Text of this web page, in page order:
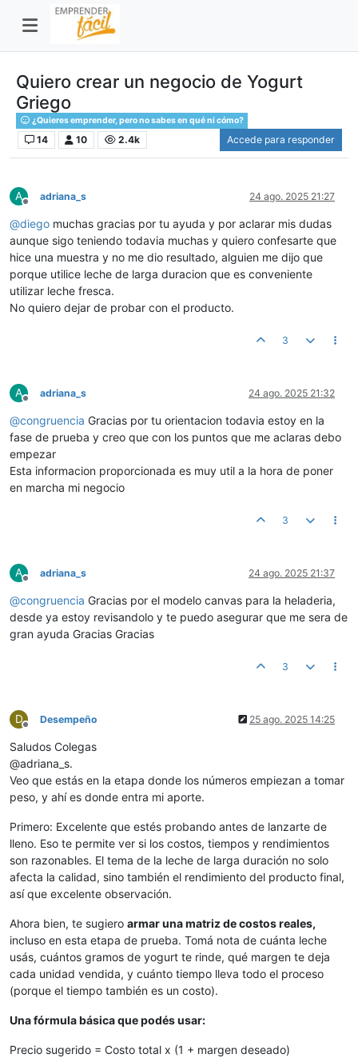
Quiero crear un negocio de Yogurt
Griego
¿Quieres emprender, pero no sabes en qué ni cómo?
14 10 2.4k Accede para responder
A
Desconectado
adriana_s 24 ago. 2025 21:27
@diego muchas gracias por tu ayuda y por aclarar mis dudas
aunque sigo teniendo todavia muchas y quiero confesarte que
hice una muestra y no me dio resultado, alguien me dijo que
porque utilice leche de larga duracion que es conveniente
utilizar leche fresca.
No quiero dejar de probar con el producto.
3
A
Desconectado
adriana_s 24 ago. 2025 21:32
@congruencia Gracias por tu orientacion todavia estoy en la
fase de prueba y creo que con los puntos que me aclaras debo
empezar
Esta informacion proporcionada es muy util a la hora de poner
en marcha mi negocio
3
A
Desconectado
adriana_s 24 ago. 2025 21:37
@congruencia Gracias por el modelo canvas para la heladeria,
desde ya estoy revisandolo y te puedo asegurar que me sera de
gran ayuda Gracias Gracias
3
D
Desconectado
Desempeño 25 ago. 2025 14:25
Saludos Colegas
@adriana_s.
Veo que estás en la etapa donde los números empiezan a tomar
peso, y ahí es donde entra mi aporte.
Primero: Excelente que estés probando antes de lanzarte de
lleno. Eso te permite ver si los costos, tiempos y rendimientos
son razonables. El tema de la leche de larga duración no solo
afecta la calidad, sino también el rendimiento del producto final,
así que excelente observación.
Ahora bien, te sugiero armar una matriz de costos reales,
incluso en esta etapa de prueba. Tomá nota de cuánta leche
usás, cuántos gramos de yogurt te rinde, qué margen te deja
cada unidad vendida, y cuánto tiempo lleva todo el proceso
(porque el tiempo también es un costo).
Una fórmula básica que podés usar:
Precio sugerido = Costo total x (1 + margen deseado)